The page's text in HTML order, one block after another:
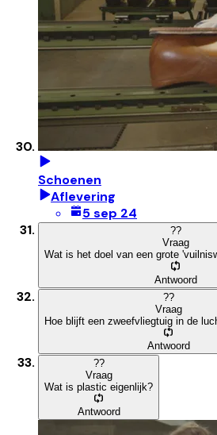
Schoenen
Aflevering
5 sep 24
??
Vraag
Wat is het doel van een grote
Antwoord
??
Vraag
Hoe blijft een zweefvliegtuig in de
Antwoord
??
Vraag
Wat is plastic eigenlijk?
Antwoord